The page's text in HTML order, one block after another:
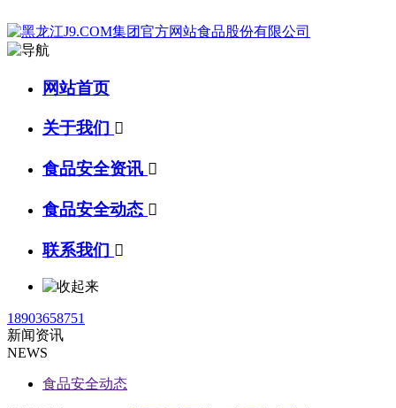
网站首页
关于我们 
食品安全资讯 
食品安全动态 
联系我们 
18903658751
新闻资讯
NEWS
食品安全动态